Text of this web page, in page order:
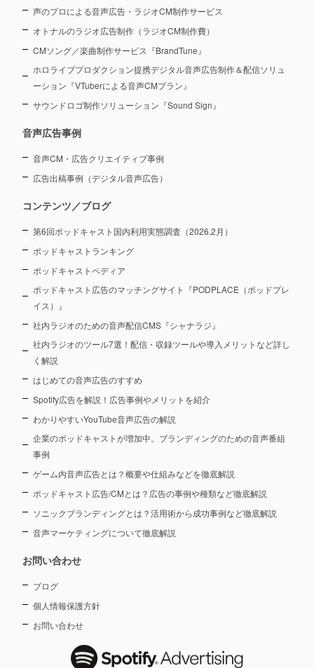
声のプロによる音声広告・ラジオCM制作サービス
オトナルのラジオ広告制作（ラジオCM制作費）
CMソング／楽曲制作サービス『BrandTune』
ホロライブプロダクション提携デジタル音声広告制作＆配信ソリュ
ーション 『VTuberによる音声CMプラン』
サウンドロゴ制作ソリューション『Sound Sign』
音声広告事例
音声CM・広告クリエイティブ事例
広告出稿事例（デジタル音声広告）
コンテンツ／ブログ
第6回ポッドキャスト国内利用実態調査（2026.2月）
ポッドキャストランキング
ポッドキャストペディア
ポッドキャスト広告のマッチングサイト『PODPLACE（ポッドプレ
イス）』
社内ラジオのための音声配信CMS『シャナラジ』
社内ラジオのツール7選！配信・収録ツールや導入メリットなど詳し
く解説
はじめての音声広告のすすめ
Spotify広告を解説！広告事例やメリットを紹介
わかりやすいYouTube音声広告の解説
企業のポッドキャストが増加中。ブランディングのための音声番組
事例
ゲーム内音声広告とは？概要や仕組みなどを徹底解説
ポッドキャスト広告/CMとは？広告の事例や種類など徹底解説
ソニックブランディングとは？活用術から成功事例など徹底解説
音声マーケティングについて徹底解説
お問い合わせ
ブログ
個人情報保護方針
お問い合わせ